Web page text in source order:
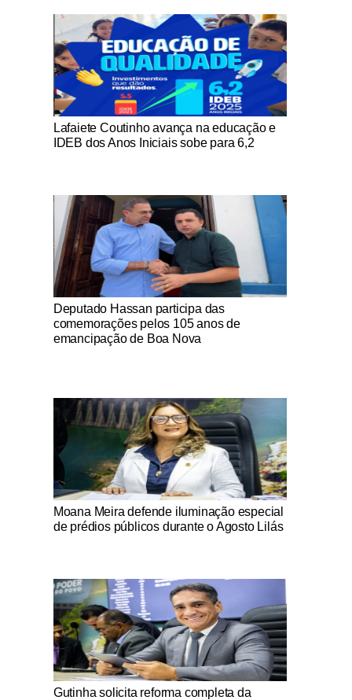
Notícias Católicas
Lafaiete Coutinho avança na educação e
IDEB dos Anos Iniciais sobe para 6,2
Notícias Católicas
Deputado Hassan participa das
comemorações pelos 105 anos de
emancipação de Boa Nova
Notícias Católicas
Moana Meira defende iluminação especial
de prédios públicos durante o Agosto Lilás
Notícias Católicas
Gutinha solicita reforma completa da